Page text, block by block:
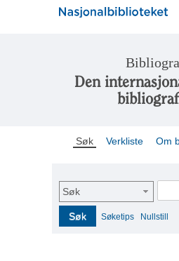
Den
Søk Verkliste Om
Søk
Søk Søketips Nullstill